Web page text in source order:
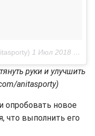
1 Июл 2018 в 12:27 PDT
руки и улучшить
anitasporty)
опробовать новое
что выполнить его